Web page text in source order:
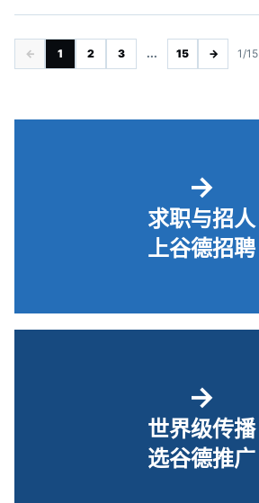
← 1 2 3 ... 15 → 1/15
→
求职与招人
上谷德招聘
→
世界级传播
选谷德推广